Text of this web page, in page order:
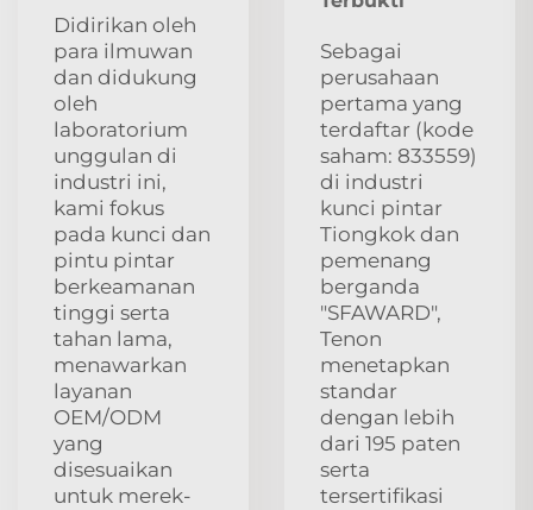
Didirikan oleh
para ilmuwan
dan didukung
oleh
laboratorium
unggulan di
industri ini,
kami fokus
pada kunci dan
pintu pintar
berkeamanan
tinggi serta
tahan lama,
menawarkan
layanan
OEM/ODM
yang
disesuaikan
untuk merek-
Sebagai
perusahaan
pertama yang
terdaftar (kode
saham: 833559)
di industri
kunci pintar
Tiongkok dan
pemenang
berganda
"SFAWARD",
Tenon
menetapkan
standar
dengan lebih
dari 195 paten
serta
tersertifikasi